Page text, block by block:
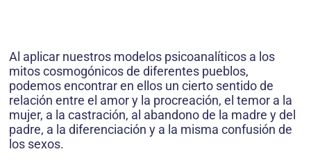
Al aplicar nuestros modelos psicoanalíticos a los
mitos cosmogónicos de diferentes pueblos,
podemos encontrar en ellos un cierto sentido de
relación entre el amor y la procreación, el temor a la
mujer, a la castración, al abandono de la madre y del
padre, a la diferenciación y a la misma confusión de
los sexos.